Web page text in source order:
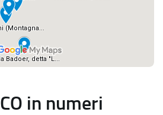
in numeri